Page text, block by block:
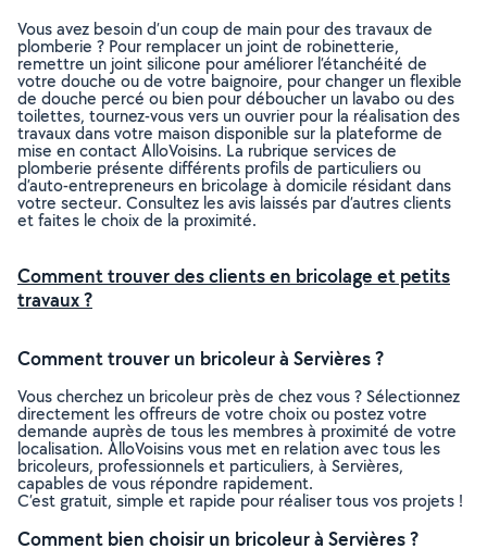
Vous avez besoin d’un coup de main pour des travaux de
plomberie ? Pour remplacer un joint de robinetterie,
remettre un joint silicone pour améliorer l’étanchéité de
votre douche ou de votre baignoire, pour changer un flexible
de douche percé ou bien pour déboucher un lavabo ou des
toilettes, tournez-vous vers un ouvrier pour la réalisation des
travaux dans votre maison disponible sur la plateforme de
mise en contact AlloVoisins. La rubrique services de
plomberie présente différents profils de particuliers ou
d’auto-entrepreneurs en bricolage à domicile résidant dans
votre secteur. Consultez les avis laissés par d’autres clients
et faites le choix de la proximité.
Comment trouver des clients en bricolage et petits
travaux ?
Comment trouver un bricoleur à Servières ?
Vous cherchez un bricoleur près de chez vous ? Sélectionnez
directement les offreurs de votre choix ou postez votre
demande auprès de tous les membres à proximité de votre
localisation. AlloVoisins vous met en relation avec tous les
bricoleurs, professionnels et particuliers, à Servières,
capables de vous répondre rapidement.
C’est gratuit, simple et rapide pour réaliser tous vos projets !
Comment bien choisir un bricoleur à Servières ?